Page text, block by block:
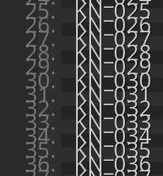
KN_025
KN_026
KN_027
KN_028
KN_029
KN_030
KN_031
KN_032
KN_033
KN_034
KN_035
KN_036